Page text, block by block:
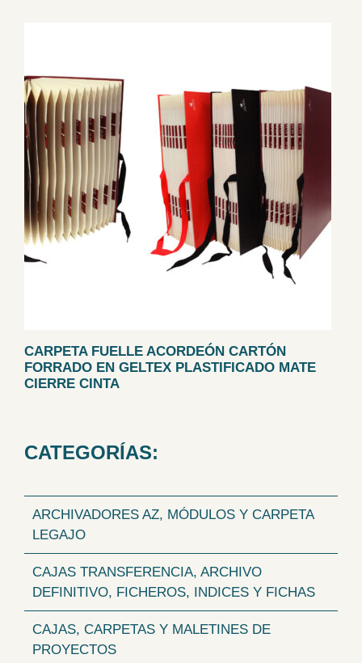
CARPETA FUELLE ACORDEÓN CARTÓN
FORRADO EN GELTEX PLASTIFICADO MATE
CIERRE CINTA
CATEGORÍAS:
ARCHIVADORES AZ, MÓDULOS Y CARPETA
LEGAJO
CAJAS TRANSFERENCIA, ARCHIVO
DEFINITIVO, FICHEROS, INDICES Y FICHAS
CAJAS, CARPETAS Y MALETINES DE
PROYECTOS